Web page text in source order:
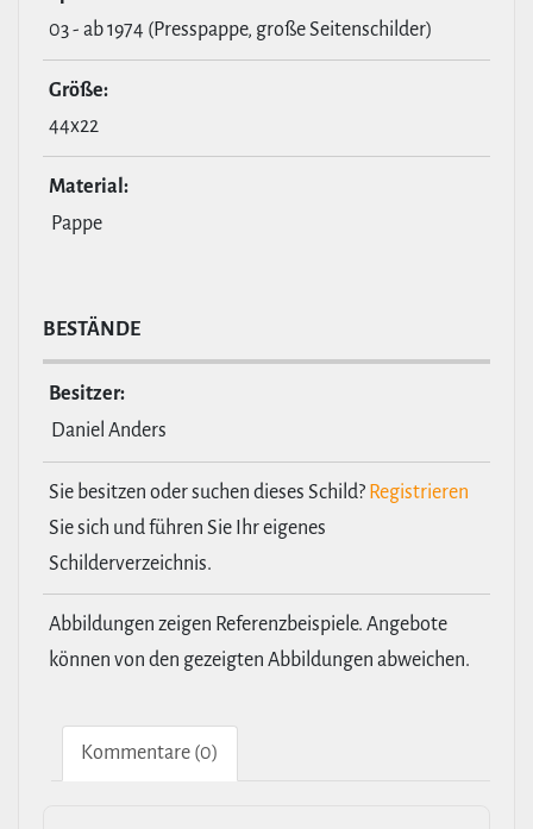
03 - ab 1974 (Presspappe, große Seitenschilder)
Größe:
44x22
Material:
Pappe
BESTÄNDE
Besitzer:
Daniel Anders
Sie besitzen oder suchen dieses Schild? Registrieren
Sie sich und führen Sie Ihr eigenes
Schilderverzeichnis.
Abbildungen zeigen Referenzbeispiele. Angebote
können von den gezeigten Abbildungen abweichen.
Kom­men­tare (0)